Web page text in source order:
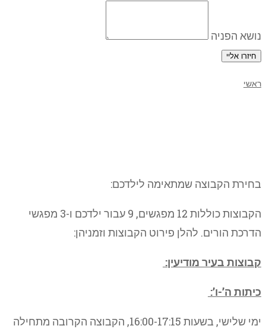
נושא הפניה
חיזרו אליי
ראשי
בחירת הקבוצה שמתאימה לילדכם:
הקבוצות כוללות 12 מפגשים, 9 עבור ילדכם ו-3 מפגשי
הדרכת הורים. להלן פירוט הקבוצות וזמניהן:
קבוצות בעיר מודיעין:
כיתות ה’-ו’:
ימי שלישי, בשעות 16:00-17:15, הקבוצה הקרובה מתחילה